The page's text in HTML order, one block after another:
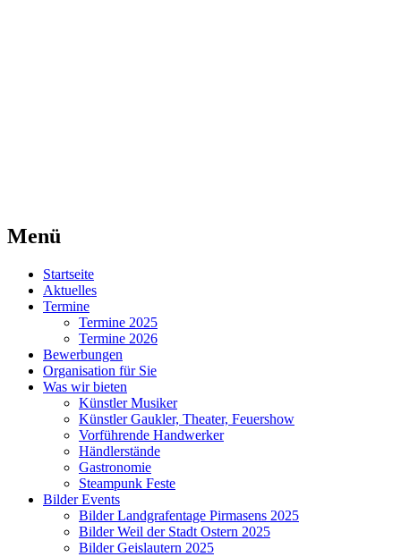
Menü
Zum
Inhalt
springen
Startseite
Aktuelles
Termine
Termine 2025
Termine 2026
Bewerbungen
Organisation für Sie
Was wir bieten
Künstler Musiker
Künstler Gaukler, Theater, Feuershow
Vorführende Handwerker
Händlerstände
Gastronomie
Steampunk Feste
Bilder Events
Bilder Landgrafentage Pirmasens 2025
Bilder Weil der Stadt Ostern 2025
Bilder Geislautern 2025